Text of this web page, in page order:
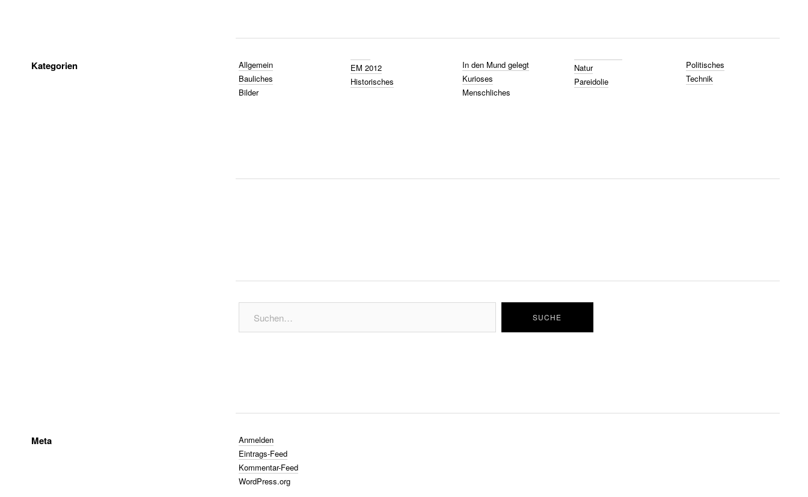
Kategorien
Allgemein
Bauliches
Bilder
EM 2012
Historisches
In den Mund gelegt
Kurioses
Menschliches
Natur
Pareidolie
Politisches
Technik
Meta
Anmelden
Eintrags-Feed
Kommentar-Feed
WordPress.org